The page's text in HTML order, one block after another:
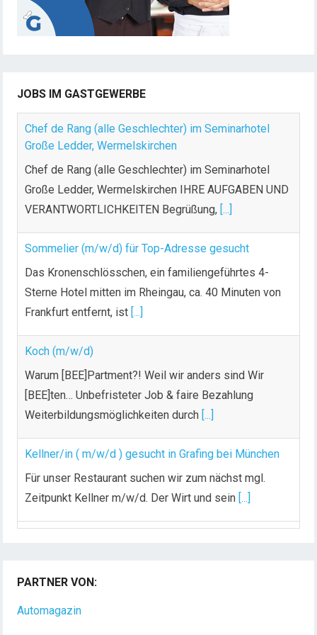
JOBS IM GASTGEWERBE
Chef de Rang (alle Geschlechter) im Seminarhotel
Große Ledder, Wermelskirchen
Chef de Rang (alle Geschlechter) im Seminarhotel
Große Ledder, Wermelskirchen IHRE AUFGABEN UND
VERANTWORTLICHKEITEN Begrüßung, [...]
Sommelier (m/w/d) für Top-Adresse gesucht
Das Kronenschlösschen, ein familiengeführtes 4-
Sterne Hotel mitten im Rheingau, ca. 40 Minuten von
Frankfurt entfernt, ist [...]
Koch (m/w/d)
Warum [BEE]Partment?! Weil wir anders sind Wir
[BEE]ten… Unbefristeter Job & faire Bezahlung
Weiterbildungsmöglichkeiten durch [...]
Kellner/in ( m/w/d ) gesucht in Grafing bei München
Für unser Restaurant suchen wir zum nächst mgl.
Zeitpunkt Kellner m/w/d. Der Wirt und sein [...]
Dein Arbeitsplatz mit Urlaubsfeeling Chef de Rang
liebst[...]
PARTNER VON:
Automagazin